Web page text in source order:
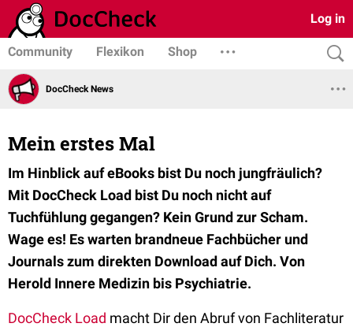
Log in
Community Flexikon Shop
DocCheck News
Mein erstes Mal
Im Hinblick auf eBooks bist Du noch jungfräulich?
Mit DocCheck Load bist Du noch nicht auf
Tuchfühlung gegangen? Kein Grund zur Scham.
Wage es! Es warten brandneue Fachbücher und
Journals zum direkten Download auf Dich. Von
Herold Innere Medizin bis Psychiatrie.
DocCheck Load macht Dir den Abruf von Fachliteratur